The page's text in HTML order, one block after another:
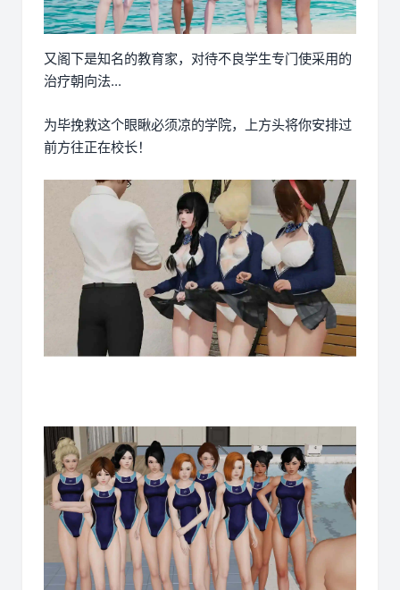
又阁下是知名的教育家，对待不良学生专门使采用的
治疗朝向法...
为毕挽救这个眼瞅必须凉的学院，上方头将你安排过
前方往正在校长！